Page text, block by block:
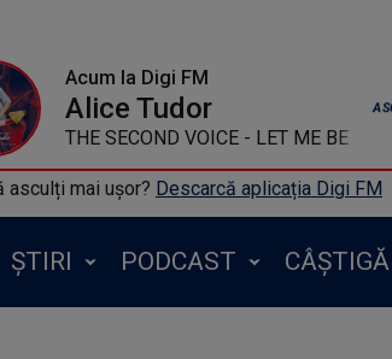
Acum la Digi FM
Alice Tudor
THE SECOND VOICE - LET ME BE
asculți mai ușor? Descarcă aplicația Digi FM
ȘTIRI PODCAST CÂȘTIGĂ